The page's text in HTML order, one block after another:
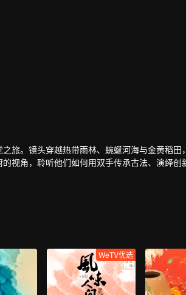
之旅。镜头穿越热带雨林、蜿蜒河海与金黄稻
视角，聆听他们如何用双手传承古法、演绎
的文化精髓。
WeTV优选